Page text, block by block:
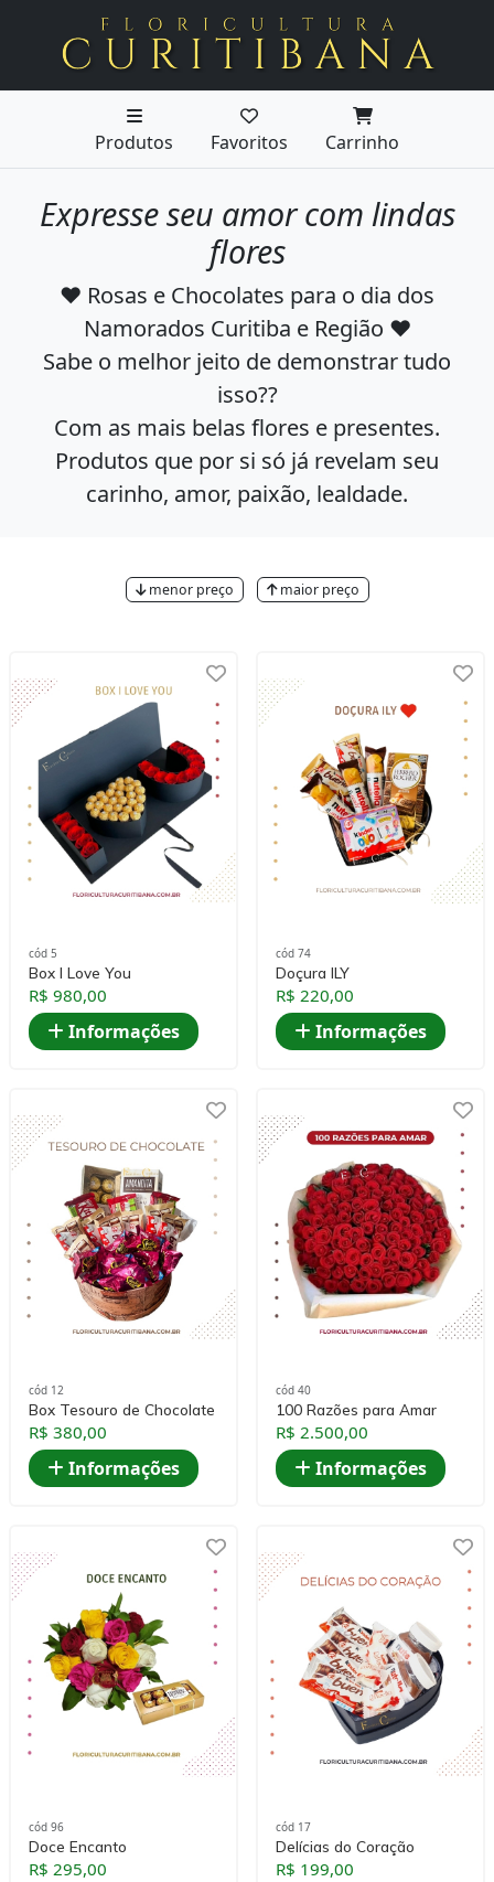
Produtos Favoritos Carrinho
Expresse seu amor com lindas
flores
❤ Rosas e Chocolates para o dia dos
Namorados Curitiba e Região ❤
Sabe o melhor jeito de demonstrar tudo
isso??
Com as mais belas flores e presentes.
Produtos que por si só já revelam seu
carinho, amor, paixão, lealdade.
menor preço maior preço
cód 5
Box I Love You
R$ 980,00
Informações
cód 74
Doçura ILY
R$ 220,00
Informações
cód 12
Box Tesouro de Chocolate
R$ 380,00
Informações
cód 40
100 Razões para Amar
R$ 2.500,00
Informações
cód 96
Doce Encanto
R$ 295,00
cód 17
Delícias do Coração
R$ 199,00